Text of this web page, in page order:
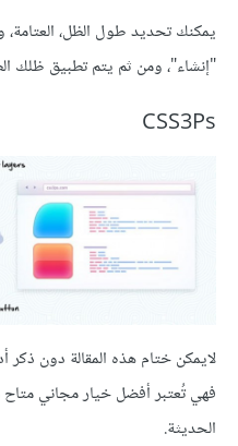
يمكنك تحديد طول الظل، العتامة،
"إنشاء"، ومن ثم يتم تطبيق ظلك
CSS3Ps
لايمكن ختام هذه المقالة دون ذكر
الحديثة.